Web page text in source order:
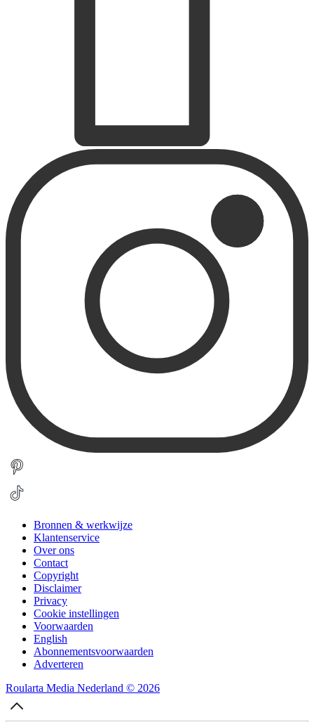
Bronnen & werkwijze
Klantenservice
Over ons
Contact
Copyright
Disclaimer
Privacy
Cookie instellingen
Voorwaarden
English
Abonnementsvoorwaarden
Adverteren
Roularta Media Nederland © 2026